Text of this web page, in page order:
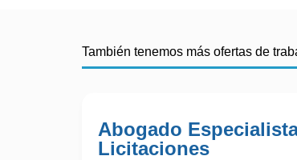
También tenemos más ofertas de
Abogado
Licitaciones